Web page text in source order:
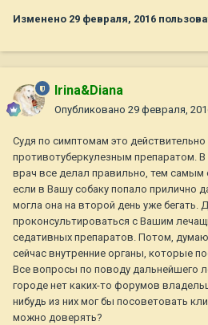
Изменено 29 февраля, 2016
Irina&Diana
Опубликовано 29 февраля,
Cудя по симптомам это
противотуберкулезным препаратом.
врач все делал правильно, тем самым
если в Вашу собаку попало прилично
могла она на второй день уже бегать.
проконсультироваться с Вашим
седативных препаратов. Потом,
сейчас внутренние органы, которые
Все вопросы по поводу дальнейшего
городе нет каких-то форумов
нибудь из них мог бы посоветовать
можно доверять?